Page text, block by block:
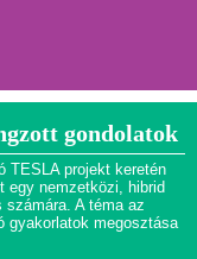
gondolatok
TESLA projekt keretén
egy nemzetközi, hibrid
A téma az
gyakorlatok megosztása